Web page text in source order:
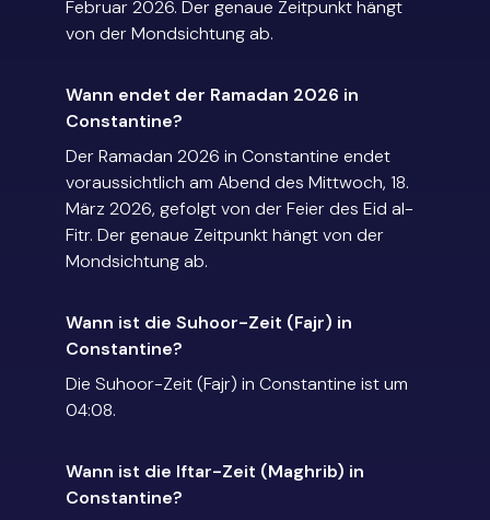
Februar 2026. Der genaue Zeitpunkt hängt
von der Mondsichtung ab.
Wann endet der Ramadan 2026 in
Constantine?
Der Ramadan 2026 in Constantine endet
voraussichtlich am Abend des Mittwoch, 18.
März 2026, gefolgt von der Feier des Eid al-
Fitr. Der genaue Zeitpunkt hängt von der
Mondsichtung ab.
Wann ist die Suhoor-Zeit (Fajr) in
Constantine?
Die Suhoor-Zeit (Fajr) in Constantine ist um
04:08.
Wann ist die Iftar-Zeit (Maghrib) in
Constantine?